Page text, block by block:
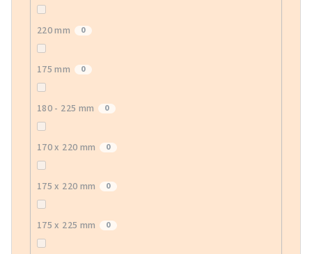
220 mm 0
175 mm 0
180 - 225 mm 0
170 x 220 mm 0
175 x 220 mm 0
175 x 225 mm 0